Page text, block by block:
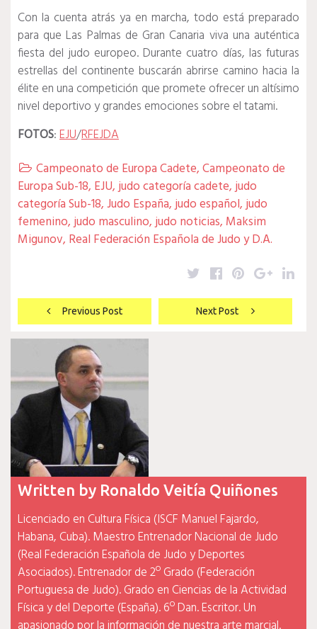
Con la cuenta atrás ya en marcha, todo está preparado
para que Las Palmas de Gran Canaria viva una auténtica
fiesta del judo europeo. Durante cuatro días, las futuras
estrellas del continente buscarán abrirse camino hacia la
élite en una competición que promete ofrecer un altísimo
nivel deportivo y grandes emociones sobre el tatami.
FOTOS:EJU/RFEJDA
 Campeonato de Europa Cadete,Campeonato de
Europa Sub-18, EJU,judo categoría cadete,judo
categoría Sub-18,Judo España,judo español,judo
femenino,judo masculino,judo noticias, Maksim
Migunov, Real Federación Española de Judo y D.A.
Navegación
de
entradas
Previous Post Next Post
Twitter
Facebook
Pinterest
Written by Ronaldo Veitía Quiñones
Licenciado en Cultura Física (ISCF Manuel Fajardo,
Habana, Cuba). Maestro Entrenador Nacional de Judo
(Real Federación Española de Judo y Deportes
Asociados). Entrenador de 2º Grado (Federación
Portuguesa de Judo). Grado en Ciencias de la Actividad
Física y del Deporte (España). 6º Dan. Escritor. Un